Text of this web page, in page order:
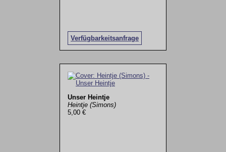
Verfügbarkeitsanfrage
Unser Heintje
Heintje (Simons)
5,00 €